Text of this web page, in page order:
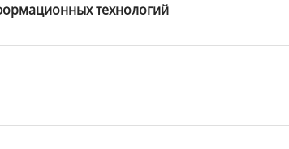
технологий